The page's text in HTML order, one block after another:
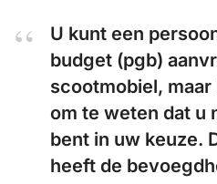
U kunt een
budget (pgb)
scootmobiel,
om te weten dat u
bent in uw keuze.
heeft de